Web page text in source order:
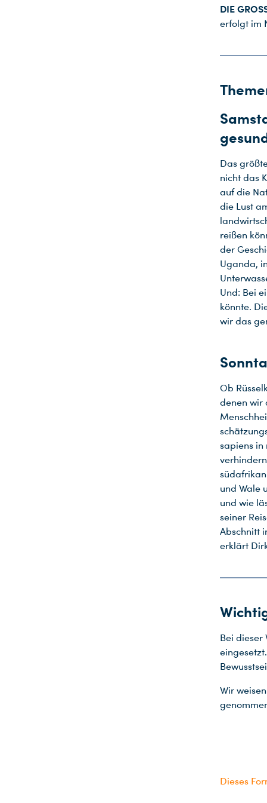
DIE
erfolgt im
Das
nicht das
auf die
die Lust
reißen
der
Uganda,
Und: Bei
könnte.
wir das
Ob
denen wir
sapiens in
und Wale
und wie
seiner
Abschnitt
erklärt
Bei dieser
Wir
Dieses